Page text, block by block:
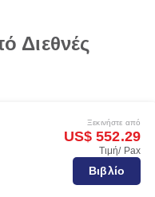
Διεθνές
Ξεκινήστε από
US$ 552.29
Τιμή/ Pax
Βιβλίο